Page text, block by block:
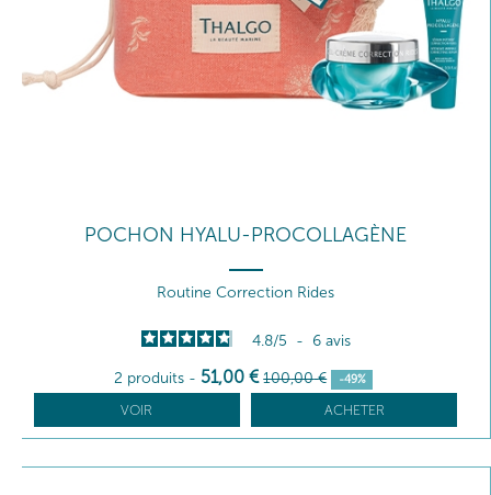
POCHON HYALU-PROCOLLAGÈNE
Routine Correction Rides
4.8/5 - 6 avis
2 produits - 51,00 € 100,00 € -49%
VOIR ACHETER